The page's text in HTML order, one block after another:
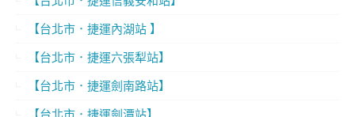
【台北市．捷運內湖站 】
【台北市．捷運六張犁站】
【台北市．捷運劍南路站】